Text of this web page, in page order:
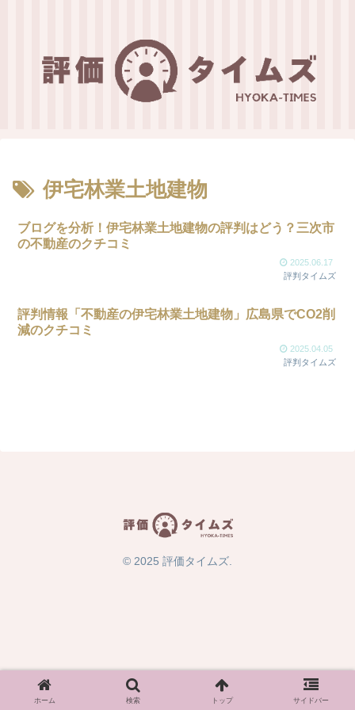
伊宅林業土地建物
ブログを分析！伊宅林業土地建物の評判はどう？三次市
の不動産のクチコミ
2025.06.17
評判タイムズ
評判情報「不動産の伊宅林業土地建物」広島県でCO2削
減のクチコミ
2025.04.05
評判タイムズ
© 2025 評価タイムズ.
ホーム 検索 トップ サイドバー